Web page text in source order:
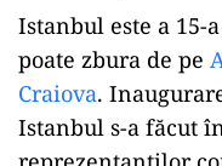
Istanbul este a 15-
poate zbura de pe
Craiova.
Istanbul s-a făcut